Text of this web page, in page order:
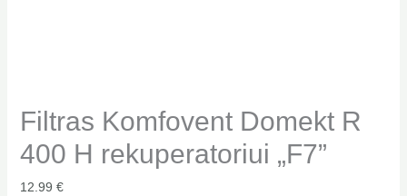
Filtras Komfovent Domekt R
400 H rekuperatoriui „F7”
12.99 €